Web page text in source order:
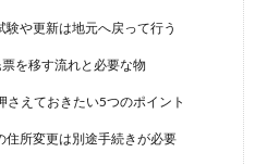
験や更新は地元へ戻って行う
を移す流れと必要な物
さえておきたい5つのポイント
住所変更は別途手続きが必要